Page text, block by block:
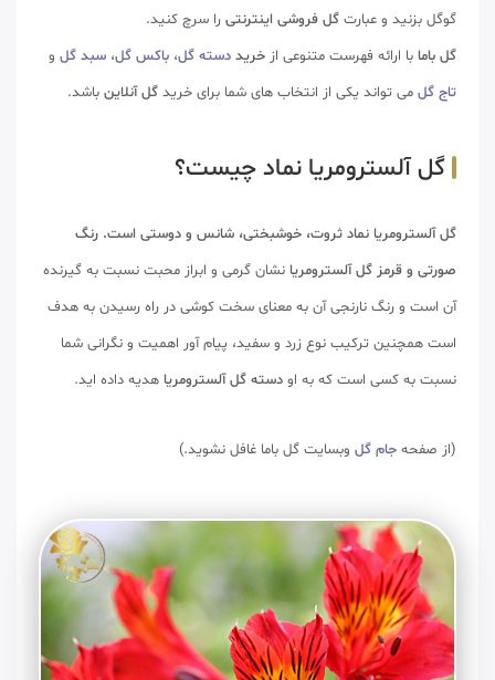
گوگل بزنید و عبارت گل فروشی اینترنتی را سرچ کنید.
گل باما با ارائه فهرست متنوعی از خرید دسته گل، باکس گل، سبد گل و
تاج گل می تواند یکی از انتخاب های شما برای خرید گل آنلاین باشد.
گل آلسترومریا نماد چیست؟
گل آلسترومریا نماد ثروت، خوشبختی، شانس و دوستی است. رنگ
صورتی و قرمز گل آلسترومریا نشان گرمی و ابراز محبت نسبت به گیرنده
آن است و رنگ نارنجی آن به معنای سخت کوشی در راه رسیدن به هدف
است همچنین ترکیب نوع زرد و سفید، پیام آور اهمیت و نگرانی شما
نسبت به کسی است که به او دسته گل آلسترومریا هدیه داده اید.
(از صفحه جام گل وبسایت گل باما غافل نشوید.)